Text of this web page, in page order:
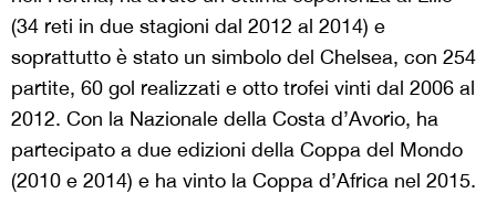
(34 reti in due stagioni dal 2012 al 2014) e
soprattutto è stato un simbolo del Chelsea, con 254
partite, 60 gol realizzati e otto trofei vinti dal 2006 al
2012. Con la Nazionale della Costa d’Avorio, ha
partecipato a due edizioni della Coppa del Mondo
(2010 e 2014) e ha vinto la Coppa d’Africa nel 2015.